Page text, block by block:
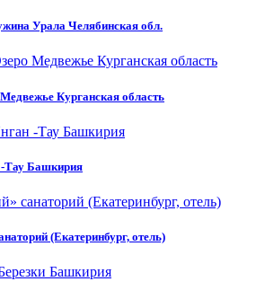
Урала Челябинская обл.
Курганская область
Тау Башкирия
(Екатеринбург, отель)